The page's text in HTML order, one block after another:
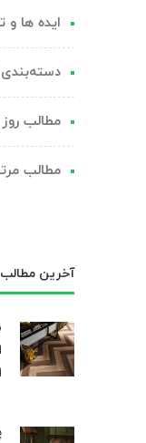
ایده ها و
مطالب روز
مطالب
آخرین مطالب